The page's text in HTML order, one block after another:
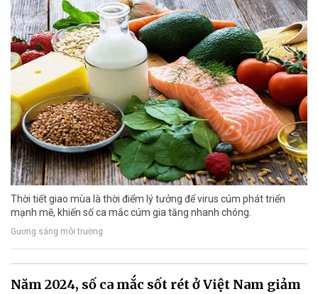
Thời tiết giao mùa là thời điểm lý tưởng để virus cúm phát triển
mạnh mẽ, khiến số ca mắc cúm gia tăng nhanh chóng.
Gương sáng môi trường
Năm 2024, số ca mắc sốt rét ở Việt Nam giảm